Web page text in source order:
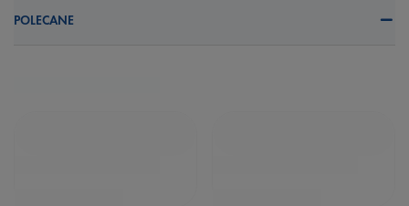
POLECANE